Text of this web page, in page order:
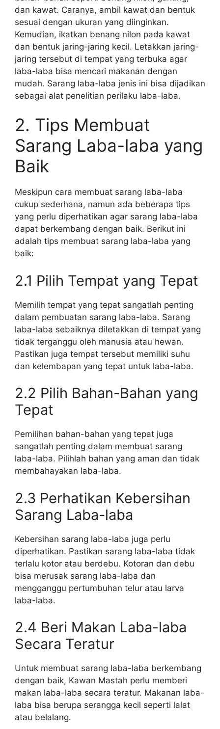
dan kawat. Caranya, ambil kawat dan bentuk
sesuai dengan ukuran yang diinginkan.
Kemudian, ikatkan benang nilon pada kawat
dan bentuk jaring-jaring kecil. Letakkan jaring-
jaring tersebut di tempat yang terbuka agar
laba-laba bisa mencari makanan dengan
mudah. Sarang laba-laba jenis ini bisa dijadikan
sebagai alat penelitian perilaku laba-laba.
2. Tips Membuat
Sarang Laba-laba yang
Baik
Meskipun cara membuat sarang laba-laba
cukup sederhana, namun ada beberapa tips
yang perlu diperhatikan agar sarang laba-laba
dapat berkembang dengan baik. Berikut ini
adalah tips membuat sarang laba-laba yang
baik:
2.1 Pilih Tempat yang Tepat
Memilih tempat yang tepat sangatlah penting
dalam pembuatan sarang laba-laba. Sarang
laba-laba sebaiknya diletakkan di tempat yang
tidak terganggu oleh manusia atau hewan.
Pastikan juga tempat tersebut memiliki suhu
dan kelembapan yang tepat untuk laba-laba.
2.2 Pilih Bahan-Bahan yang
Tepat
Pemilihan bahan-bahan yang tepat juga
sangatlah penting dalam membuat sarang
laba-laba. Pilihlah bahan yang aman dan tidak
membahayakan laba-laba.
2.3 Perhatikan Kebersihan
Sarang Laba-laba
Kebersihan sarang laba-laba juga perlu
diperhatikan. Pastikan sarang laba-laba tidak
terlalu kotor atau berdebu. Kotoran dan debu
bisa merusak sarang laba-laba dan
mengganggu pertumbuhan telur atau larva
laba-laba.
2.4 Beri Makan Laba-laba
Secara Teratur
Untuk membuat sarang laba-laba berkembang
dengan baik, Kawan Mastah perlu memberi
makan laba-laba secara teratur. Makanan laba-
laba bisa berupa serangga kecil seperti lalat
atau belalang.